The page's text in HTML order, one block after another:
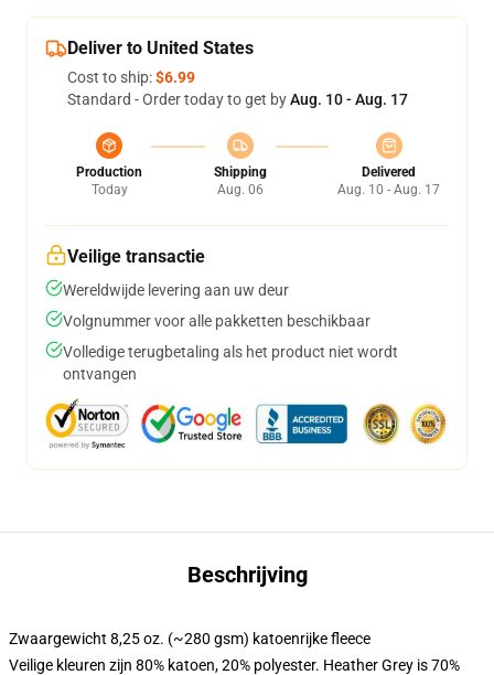
Deliver to United States
Cost to ship:$6.99
Standard - Order today to get byAug. 10 - Aug. 17
Production
Today
Shipping
Aug. 06
Delivered
Aug. 10 - Aug. 17
Veilige transactie
Wereldwijde levering aan uw deur
Volgnummer voor alle pakketten beschikbaar
Volledige terugbetaling als het product niet wordt
ontvangen
Beschrijving
Zwaargewicht 8,25 oz. (~280 gsm) katoenrijke fleece
Veilige kleuren zijn 80% katoen, 20% polyester. Heather Grey is 70%